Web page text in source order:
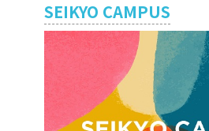
SEIKYO CAMPUS